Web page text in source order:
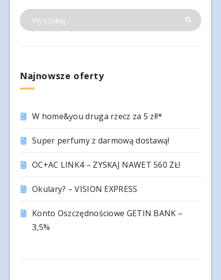
Najnowsze oferty
W home&you druga rzecz za 5 zł!*
Super perfumy z darmową dostawą!
OC+AC LINK4 – ZYSKAJ NAWET 560 ZŁ!
Okulary? – VISION EXPRESS
Konto Oszczędnościowe GETIN BANK –
3,5%